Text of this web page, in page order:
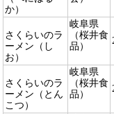
か）
さくらいのラ
ーメン（し
お）
岐阜県
（桜井食
品）
さくらいのラ
ーメン（とん
こつ）
岐阜県
（桜井食
品）